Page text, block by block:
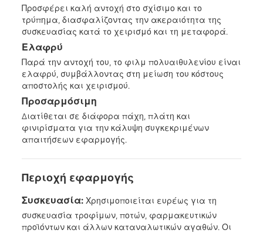
Προσφέρει καλή αντοχή στο σχίσιμο και το
τρύπημα, διασφαλίζοντας την ακεραιότητα της
συσκευασίας κατά το χειρισμό και τη μεταφορά.
Ελαφρύ
Παρά την αντοχή του, το φιλμ πολυαιθυλενίου είναι
ελαφρύ, συμβάλλοντας στη μείωση του κόστους
αποστολής και χειρισμού.
Προσαρμόσιμη
Διατίθεται σε διάφορα πάχη, πλάτη και
φινιρίσματα για την κάλυψη συγκεκριμένων
απαιτήσεων εφαρμογής.
Περιοχή εφαρμογής
Συσκευασία:Χρησιμοποιείται ευρέως για τη
συσκευασία τροφίμων, ποτών, φαρμακευτικών
προϊόντων και άλλων καταναλωτικών αγαθών. Οι